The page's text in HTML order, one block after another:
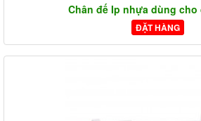
Chân đế Ip nhựa dùng cho
ĐẶT HÀNG